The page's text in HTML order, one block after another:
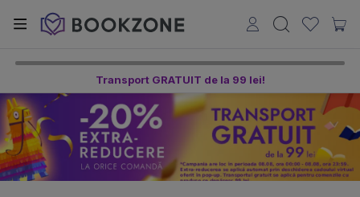
Transport GRATUIT de la 99 lei!